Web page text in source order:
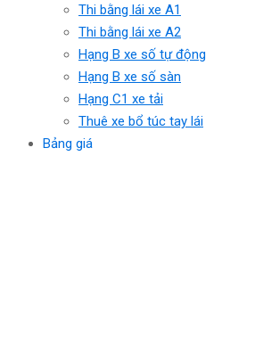
Thi bằng lái xe A1
Thi bằng lái xe A2
Hạng B xe số tự động
Hạng B xe số sàn
Hạng C1 xe tải
Thuê xe bổ túc tay lái
Bảng giá